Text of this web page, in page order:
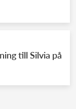
till Silvia på